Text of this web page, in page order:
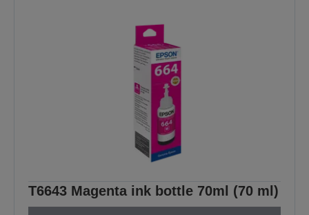
T6643 Magenta ink bottle 70ml (70 ml)